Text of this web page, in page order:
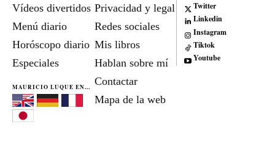
Vídeos divertidos
Menú diario
Horóscopo diario
Especiales
MAURICIO LUQUE EN...
Privacidad y legal
Redes sociales
Mis libros
Hablan sobre mí
Contactar
Mapa de la web
Twitter
Linkedin
Instagram
Tiktok
Youtube